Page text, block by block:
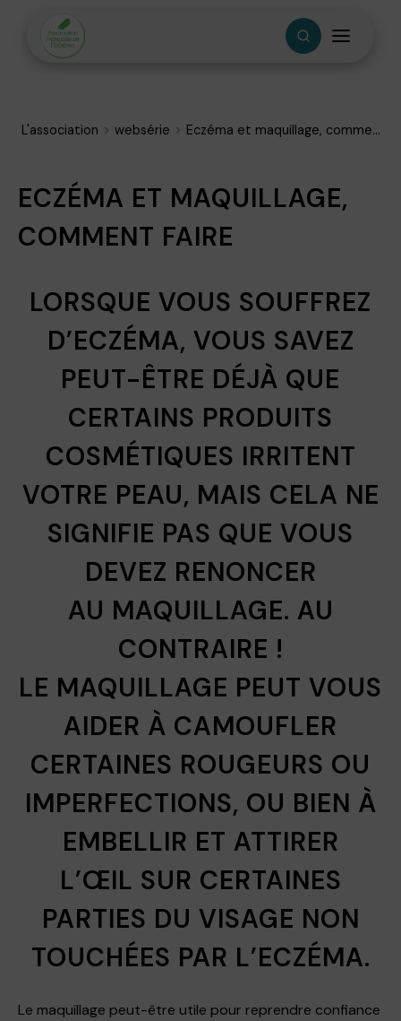
L'association websérie Eczéma et maquillage, comme...
ECZÉMA ET MAQUILLAGE,
COMMENT FAIRE
LORSQUE VOUS SOUFFREZ
D’ECZÉMA, VOUS SAVEZ
PEUT-ÊTRE DÉJÀ QUE
CERTAINS PRODUITS
COSMÉTIQUES IRRITENT
VOTRE PEAU, MAIS CELA NE
SIGNIFIE PAS QUE VOUS
DEVEZ RENONCER
AU MAQUILLAGE. AU
CONTRAIRE !
LE MAQUILLAGE PEUT VOUS
AIDER À CAMOUFLER
CERTAINES ROUGEURS OU
IMPERFECTIONS, OU BIEN À
EMBELLIR ET ATTIRER
L’ŒIL SUR CERTAINES
PARTIES DU VISAGE NON
TOUCHÉES PAR L’ECZÉMA.
Le maquillage peut-être utile pour reprendre confiance